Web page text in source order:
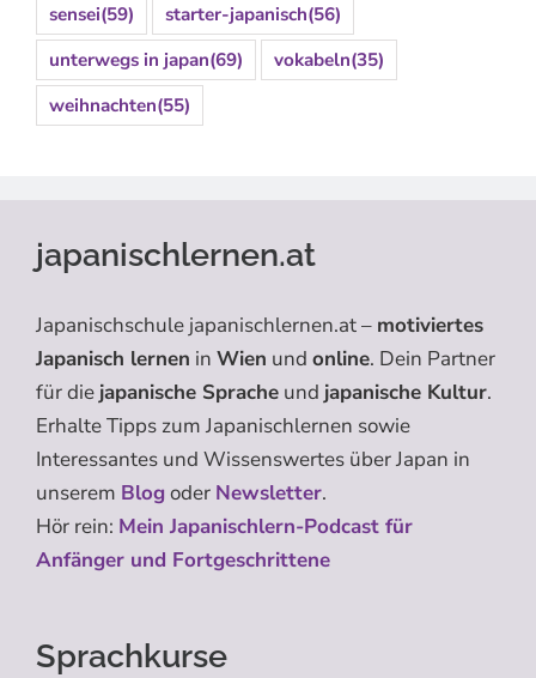
sensei(59) starter-japanisch(56)
unterwegs in japan(69) vokabeln(35)
weihnachten(55)
japanischlernen.at
Japanischschule japanischlernen.at – motiviertes
Japanisch lernen in Wien und online. Dein Partner
für die japanische Sprache und japanische Kultur.
Erhalte Tipps zum Japanischlernen sowie
Interessantes und Wissenswertes über Japan in
unserem Blogoder Newsletter.
Hör rein: Mein Japanischlern-Podcast für
Anfänger und Fortgeschrittene
Sprachkurse